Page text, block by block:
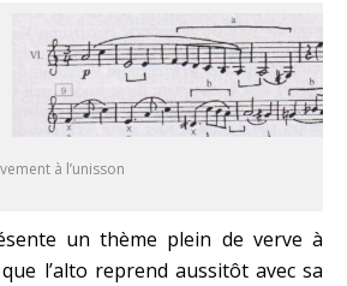
à l’unisson
un thème plein de verve à
l’alto reprend aussitôt avec sa